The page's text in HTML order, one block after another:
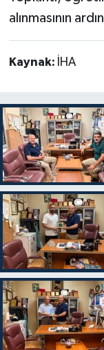
alınmasının
Kaynak: İHA